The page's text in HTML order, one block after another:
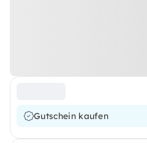
Gutschein kaufen